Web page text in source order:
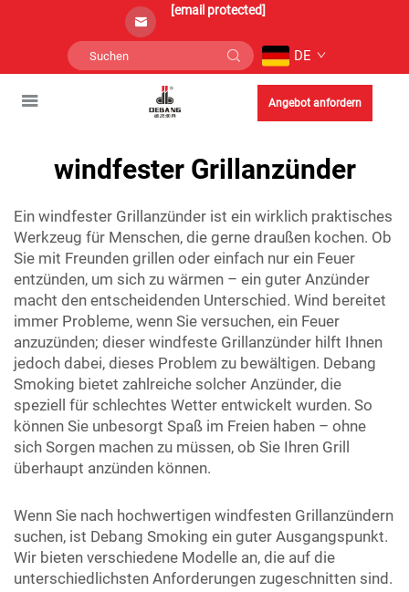
[email protected]
DE
Angebot anfordern
windfester Grillanzünder
Ein windfester Grillanzünder ist ein wirklich praktisches
Werkzeug für Menschen, die gerne draußen kochen. Ob
Sie mit Freunden grillen oder einfach nur ein Feuer
entzünden, um sich zu wärmen – ein guter Anzünder
macht den entscheidenden Unterschied. Wind bereitet
immer Probleme, wenn Sie versuchen, ein Feuer
anzuzünden; dieser windfeste Grillanzünder hilft Ihnen
jedoch dabei, dieses Problem zu bewältigen. Debang
Smoking bietet zahlreiche solcher Anzünder, die
speziell für schlechtes Wetter entwickelt wurden. So
können Sie unbesorgt Spaß im Freien haben – ohne
sich Sorgen machen zu müssen, ob Sie Ihren Grill
überhaupt anzünden können.
Wenn Sie nach hochwertigen windfesten Grillanzündern
suchen, ist Debang Smoking ein guter Ausgangspunkt.
Wir bieten verschiedene Modelle an, die auf die
unterschiedlichsten Anforderungen zugeschnitten sind.